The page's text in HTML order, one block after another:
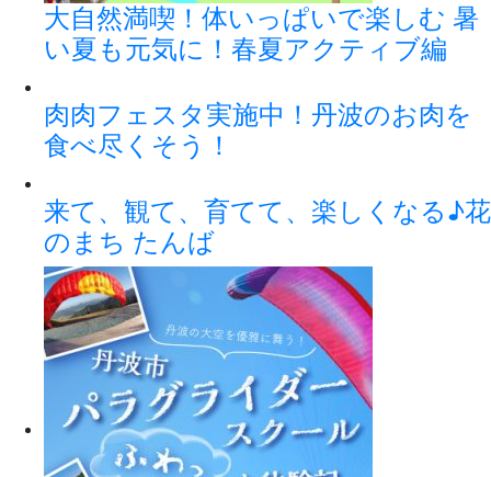
大自然満喫！体いっぱいで楽しむ 暑
い夏も元気に！春夏アクティブ編
肉肉フェスタ実施中！丹波のお肉を
食べ尽くそう！
来て、観て、育てて、楽しくなる♪花
のまち たんば